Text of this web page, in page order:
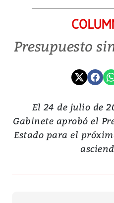
Presupuesto
El 24 de julio de
Gabinete aprobó el
Estado para el